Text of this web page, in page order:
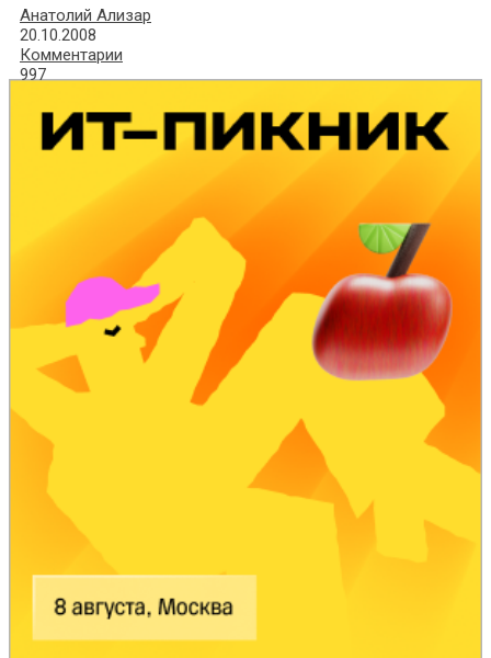
Анатолий Ализар
20.10.2008
Комментарии
997